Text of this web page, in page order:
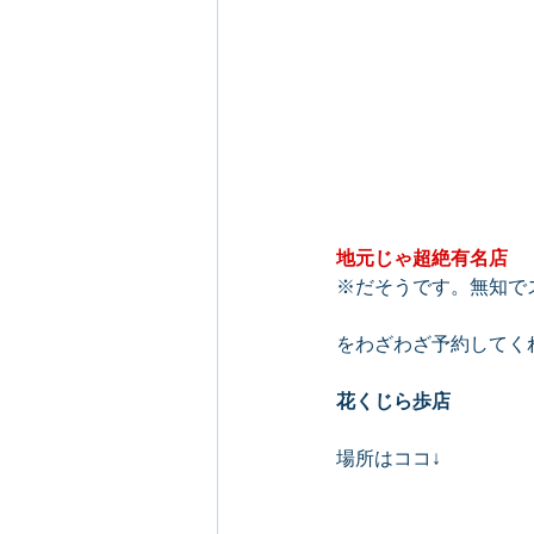
地元じゃ超絶有名店
※だそうです。無知
をわざわざ予約してく
花くじら歩店
場所はココ↓